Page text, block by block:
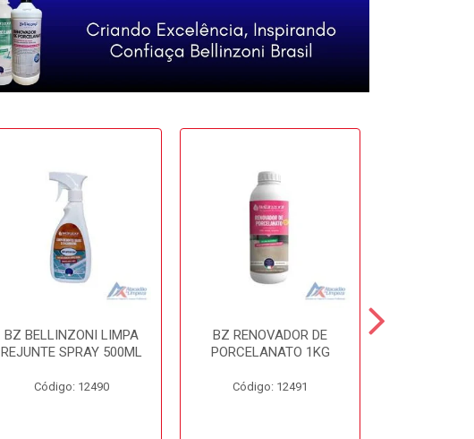
BZ BELLINZONI LIMPA
REJUNTE SPRAY 500ML
Código: 12490
BZ RENOVADOR DE
PORCELANATO 1KG
Código: 12491